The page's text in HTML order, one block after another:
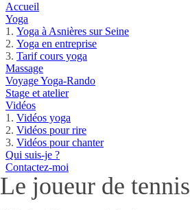
Accueil
Yoga
Yoga à Asnières sur Seine
Yoga en entreprise
Tarif cours yoga
Massage
Voyage Yoga-Rando
Stage et atelier
Vidéos
Vidéos yoga
Vidéos pour rire
Vidéos pour chanter
Qui suis-je ?
Contactez-moi
Le joueur de tennis